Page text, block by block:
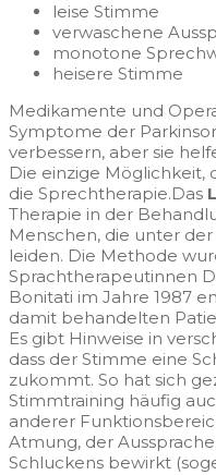
leise Stimme
verwaschene
monotone
heisere Stimme
Medikamente und
Symptome der
verbessern, aber sie
Die einzige Möglichkeit,
die Sprechtherapie.Das
Therapie in der
Menschen, die unter der
leiden. Die Methode
Sprachtherapeutinnen
Bonitati im Jahre 1987
damit behandelten
Es gibt Hinweise in
dass der Stimme eine
zukommt. So hat sich
Stimmtraining häufig
anderer
Atmung, der
Schluckens bewirkt